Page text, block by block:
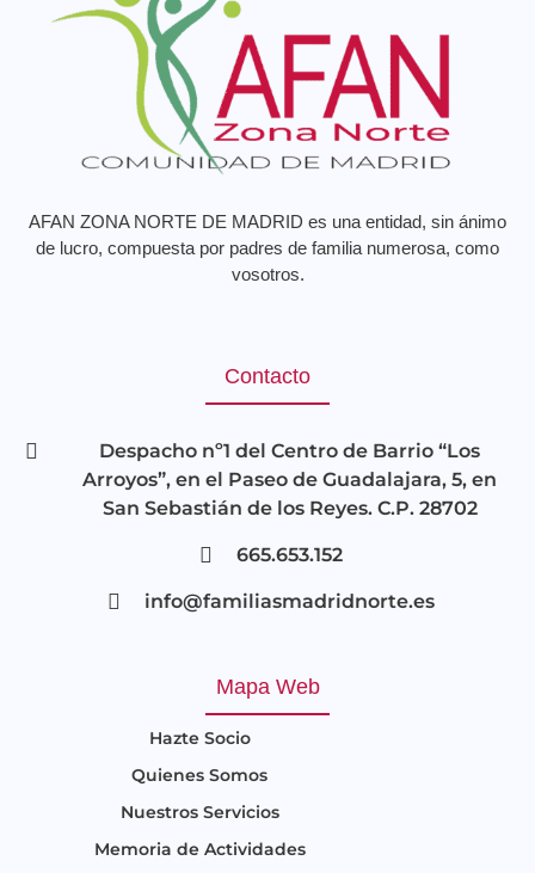
AFAN ZONA NORTE DE MADRID es una entidad, sin ánimo
de lucro, compuesta por padres de familia numerosa, como
vosotros.
Contacto
Despacho nº1 del Centro de Barrio “Los
Arroyos”, en el Paseo de Guadalajara, 5, en
San Sebastián de los Reyes. C.P. 28702
665.653.152
info@familiasmadridnorte.es
Mapa Web
Hazte Socio
Quienes Somos
Nuestros Servicios
Memoria de Actividades